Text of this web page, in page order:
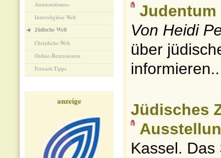
Antisemitismus
Interreligiöse Welt
Jüdische Welt
Christliche Welt
Online-Rezensionen
Fernseh-Tipps
anzeige
Judentum
Von Heidi
über
Jüdisches
Kassel.